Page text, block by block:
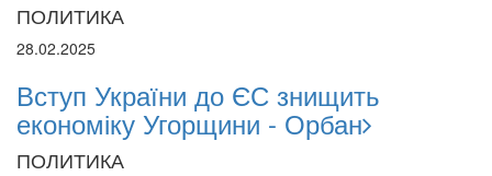
ПОЛИТИКА
28.02.2025
Вступ України до ЄС знищить
економіку Угорщини - Орбан
ПОЛИТИКА